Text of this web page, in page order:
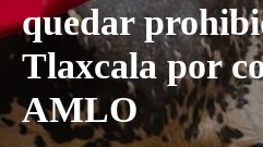
quedar
Tlaxcala por
AMLO